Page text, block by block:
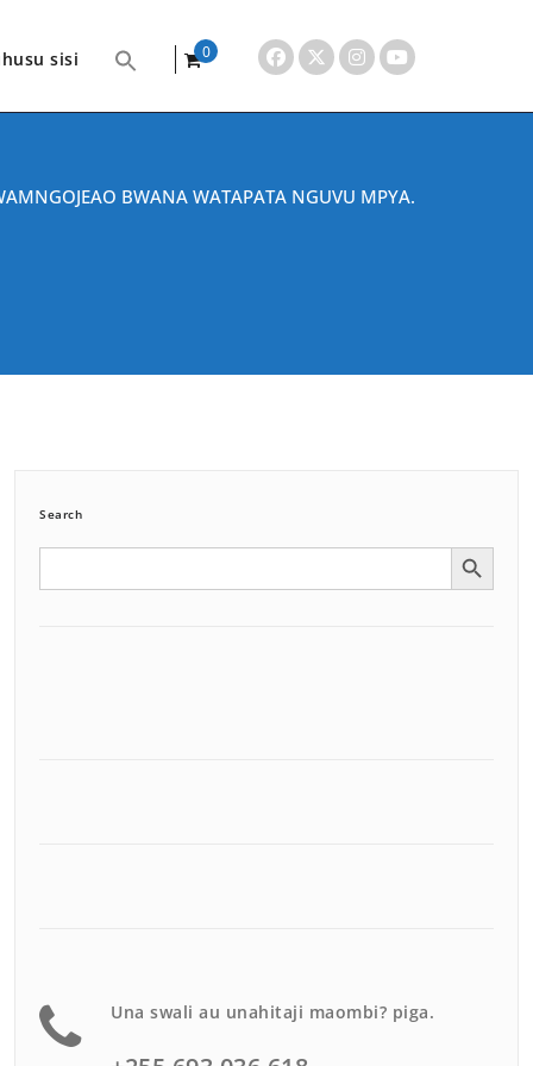
sisi
0
BWANA WATAPATA NGUVU MPYA.
Search
Search Search Button
Una swali au unahitaji maombi? piga.